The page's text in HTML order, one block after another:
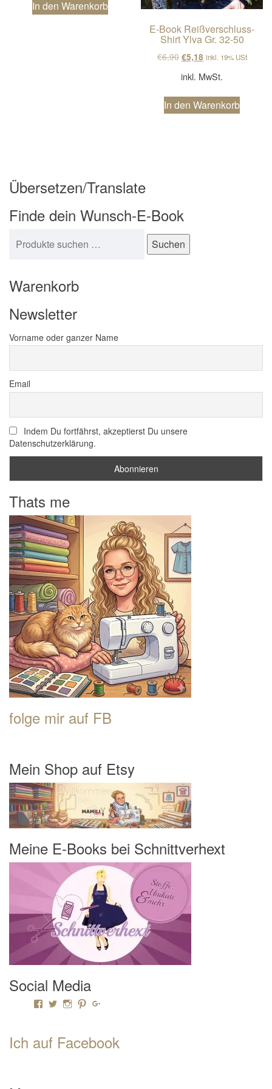
In den Warenkorb
E-Book Reißverschluss-
Shirt Ylva Gr. 32-50
€6,90 Ursprünglicher Preis
€5,18Aktueller Preis
inkl. 19% USt
inkl. MwSt.
In den Warenkorb
Übersetzen/Translate
Finde dein Wunsch-E-Book
Suchen
Warenkorb
Newsletter
Vorname oder ganzer Name
Email
Indem Du fortfährst, akzeptierst Du unsere
Datenschutzerklärung.
Thats me
folge mir auf FB
Mein Shop auf Etsy
Meine E-Books bei Schnittverhext
Social Media
Profil von Mamili1910 auf Facebook anzeigen
Profil von Mamili1910 auf Twitter anzeigen
Profil von Mamili1910 auf Instagram anzeigen
Profil von Mamili1910 auf Pinterest anzeigen
Ich auf Facebook